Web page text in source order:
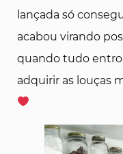
lançada só
acabou virando
quando tudo
adquirir as louças